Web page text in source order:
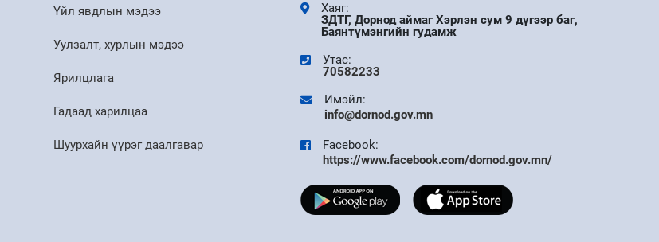
Үйл явдлын мэдээ
Уулзалт, хурлын мэдээ
Ярилцлага
Гадаад харилцаа
Шуурхайн үүрэг даалгавар
Хаяг:
ЗДТГ, Дорнод аймаг Хэрлэн сум 9 дүгээр баг,
Баянтүмэнгийн гудамж
Утас:
70582233
Имэйл:
info@dornod.gov.mn
Facebook:
https://www.facebook.com/dornod.gov.mn/